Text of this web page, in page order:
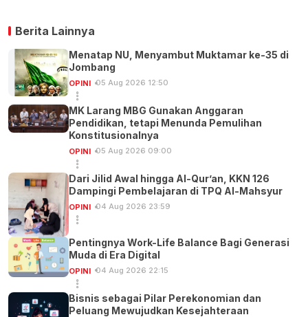
Berita Lainnya
Menatap NU, Menyambut Muktamar ke-35 di
Jombang
OPINI 05 Aug 2026 12:50
MK Larang MBG Gunakan Anggaran
Pendidikan, tetapi Menunda Pemulihan
Konstitusionalnya
OPINI 05 Aug 2026 09:00
Dari Jilid Awal hingga Al-Qur’an, KKN 126
Dampingi Pembelajaran di TPQ Al-Mahsyur
OPINI 04 Aug 2026 23:59
Pentingnya Work-Life Balance Bagi Generasi
Muda di Era Digital
OPINI 04 Aug 2026 22:15
Bisnis sebagai Pilar Perekonomian dan
Peluang Mewujudkan Kesejahteraan